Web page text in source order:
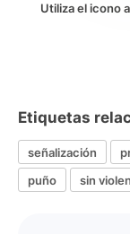
Utiliza el icono
Etiquetas
señalización
puño
sin